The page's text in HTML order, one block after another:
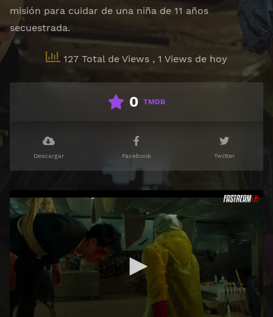
misión para cuidar de una niña de 11 años
secuestrada.
127 Total de Views , 1 Views de hoy
0 TMDB
Descargar Facebook Twitter